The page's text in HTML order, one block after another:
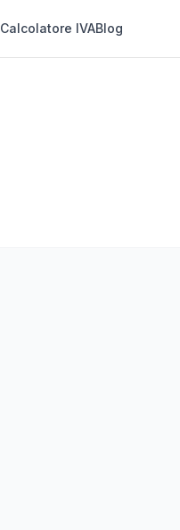
Calcolatore IVABlog